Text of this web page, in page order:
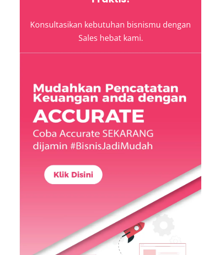
Konsultasikan kebutuhan bisnismu dengan
Sales hebat kami.